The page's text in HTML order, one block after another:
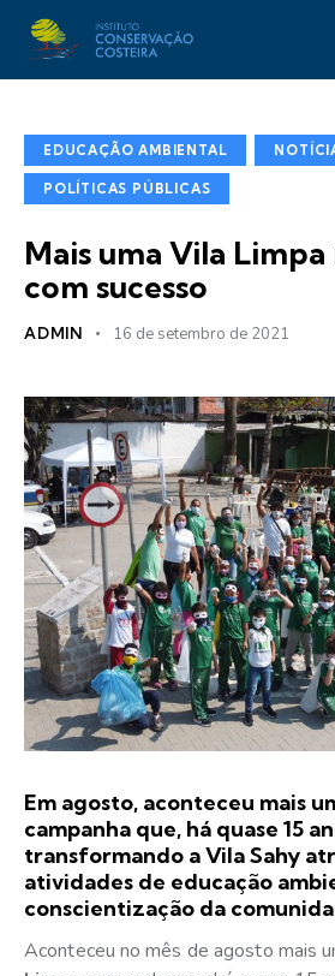
EDUCAÇÃO AMBIENTAL
POLÍTICAS PÚBLICAS
Mais uma Vila
com sucesso
ADMIN 16 de setembro de 2021
Em agosto, aconteceu mais
campanha que, há quase 15
transformando a Vila Sahy
atividades de educação
conscientização da
Aconteceu no mês de agosto mais